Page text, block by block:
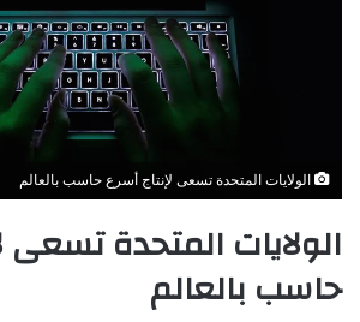
الولايات المتحدة تسعى لإنتاج أسرع حاسب بالعالم
الولايات المتحدة تسعى
حاسب بالعالم